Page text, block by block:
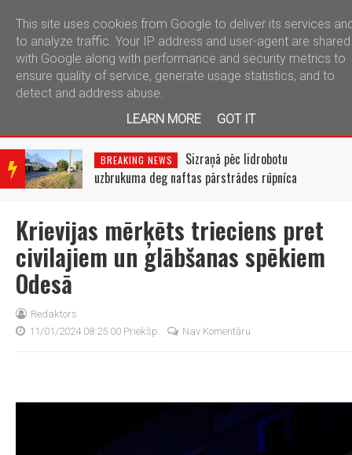
telegram
BRE
AKIN
NEW
BREAKING NEWS
Sizraņā pēc lidrobotu
uzbrukuma deg naftas pārstrādes rūpnīca
Krievijas mērķēts trieciens pret
civilajiem un glābšanas spēkiem
Odesā
Redaktors
11/01/2024 08:25:00 Priekšp.
Nav Komentāru
This site uses cookies from Google to deliver its services
to analyze traffic. Your IP address and user-agent are shared
with Google along with performance and security metrics to
ensure quality of service, generate usage statistics, and to
detect and address abuse.
LEARN MORE
GOT IT